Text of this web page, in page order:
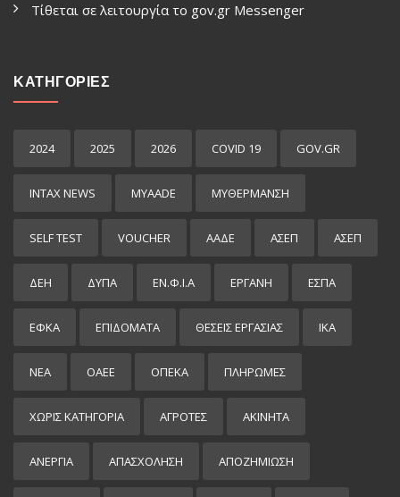
Τίθεται σε λειτουργία το gov.gr Μessenger
ΚΑΤΗΓΟΡΙΕΣ
2024 2025 2026 COVID 19 GOV.GR
INTAX NEWS MYAADE MYΘΈΡΜΑΝΣΗ
SELF TEST VOUCHER ΑΑΔΕ ΑΣΕΠ ΑΣΕΠ
ΔΕΗ ΔΥΠΑ ΕΝ.Φ.Ι.Α ΕΡΓΑΝΗ ΕΣΠΑ
ΕΦΚΑ ΕΠΙΔΌΜΑΤΑ ΘΕΣΕΙΣ ΕΡΓΑΣΙΑΣ ΙΚΑ
ΝΕΑ ΟΑΕΕ ΟΠΕΚΑ ΠΛΗΡΩΜΕΣ
ΧΩΡΊΣ ΚΑΤΗΓΟΡΊΑ ΑΓΡΟΤΕΣ ΑΚΙΝΗΤΑ
ΑΝΕΡΓΙΑ ΑΠΑΣΧΟΛΗΣΗ ΑΠΟΖΗΜΙΩΣΗ